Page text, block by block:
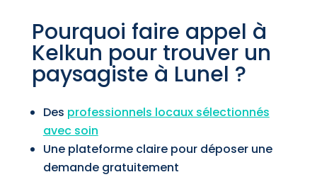
Pourquoi faire appel à
Kelkun pour trouver un
paysagiste à Lunel ?
Des professionnels locaux sélectionnés
avec soin
Une plateforme claire pour déposer une
demande gratuitement